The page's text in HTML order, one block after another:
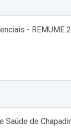
- REMUME
de